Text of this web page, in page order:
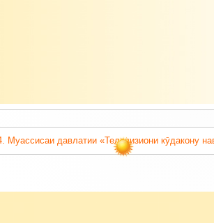
Муассисаи давлатии «Телевизиони кӯдакону